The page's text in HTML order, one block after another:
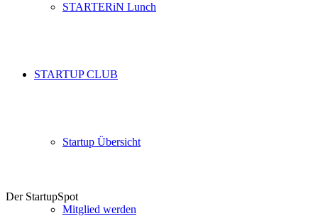
STARTERiN Lunch
STARTUP CLUB
Startup Übersicht
Mitglied werden
Der StartupSpot